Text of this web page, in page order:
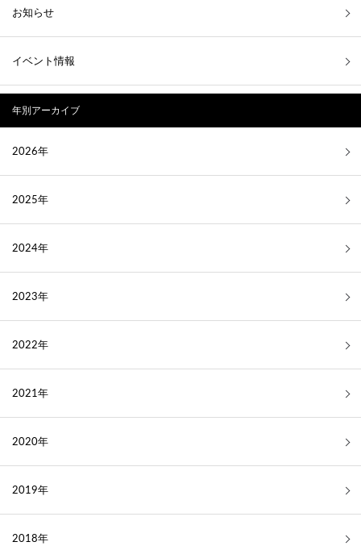
お知らせ
イベント情報
年別アーカイブ
2026年
2025年
2024年
2023年
2022年
2021年
2020年
2019年
2018年